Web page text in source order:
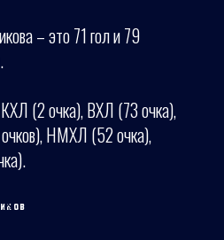
– это 71 гол и 79
(2 очка), ВХЛ (73 очка),
НМХЛ (52 очка),